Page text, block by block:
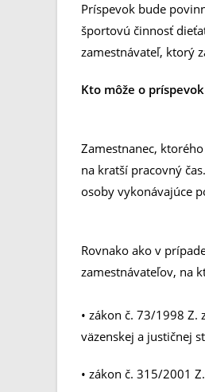
Príspevok bude
športovú činnosť
zamestnávateľ, ktorý
Kto môže o
Zamestnanec, ktorého
na kratší pracovný
osoby vykonávajúce
Rovnako ako v
zamestnávateľov, na
• zákon č. 73/1998
väzenskej a justičnej
• zákon č. 315/2001